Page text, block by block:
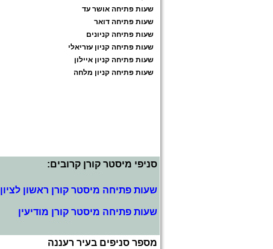
שעות פתיחה אושר עד
שעות פתיחה דואר
שעות פתיחה קניונים
שעות פתיחה קניון עזריאלי
שעות פתיחה קניון איילון
שעות פתיחה קניון מלחה
סניפי מיסטר קורן קרובים:
שעות פתיחה מיסטר קורן ראשון לציון
שעות פתיחה מיסטר קורן מודיעין
מספר סניפים בעיר רעננה